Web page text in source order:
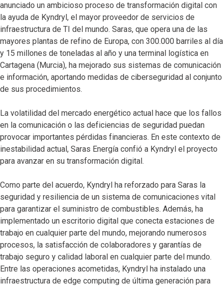
anunciado un ambicioso proceso de transformación digital con
la ayuda de Kyndryl, el mayor proveedor de servicios de
infraestructura de TI del mundo. Saras, que opera una de las
mayores plantas de refino de Europa, con 300.000 barriles al día
y 15 millones de toneladas al año y una terminal logística en
Cartagena (Murcia), ha mejorado sus sistemas de comunicación
e información, aportando medidas de ciberseguridad al conjunto
de sus procedimientos.
La volatilidad del mercado energético actual hace que los fallos
en la comunicación o las deficiencias de seguridad puedan
provocar importantes pérdidas financieras. En este contexto de
inestabilidad actual, Saras Energía confió a Kyndryl el proyecto
para avanzar en su transformación digital.
Como parte del acuerdo, Kyndryl ha reforzado para Saras la
seguridad y resiliencia de un sistema de comunicaciones vital
para garantizar el suministro de combustibles. Además, ha
implementado un escritorio digital que conecta estaciones de
trabajo en cualquier parte del mundo, mejorando numerosos
procesos, la satisfacción de colaboradores y garantías de
trabajo seguro y calidad laboral en cualquier parte del mundo.
Entre las operaciones acometidas, Kyndryl ha instalado una
infraestructura de edge computing de última generación para